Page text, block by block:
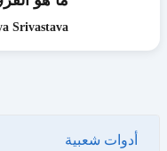
Srivastava
أدوات شعبية